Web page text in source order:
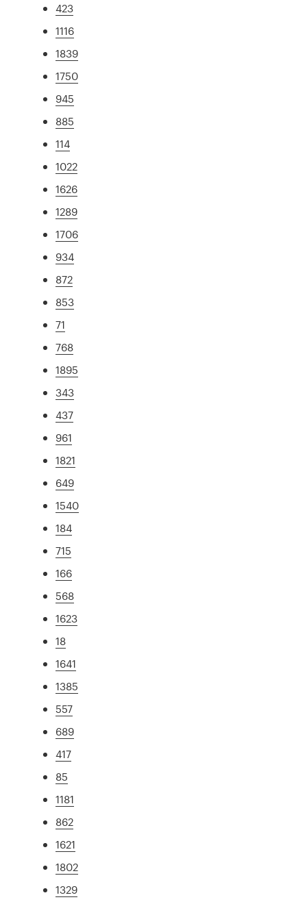
423
1116
1839
1750
945
885
114
1022
1626
1289
1706
934
872
853
71
768
1895
343
437
961
1821
649
1540
184
715
166
568
1623
18
1641
1385
557
689
417
85
1181
862
1621
1802
1329